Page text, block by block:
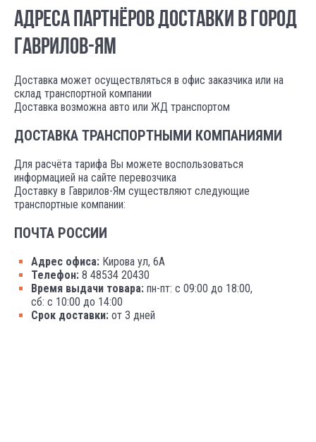
АДРЕСА ПАРТНЁРОВ ДОСТАВКИ В ГОРОД
ГАВРИЛОВ-ЯМ
Доставка может осуществляться в офис заказчика или на
склад транспортной компании
Доставка возможна авто или ЖД транспортом
ДОСТАВКА ТРАНСПОРТНЫМИ КОМПАНИЯМИ
Для расчёта тарифа Вы можете воспользоваться
информацией на сайте перевозчика
Доставку в Гаврилов-Ям существляют следующие
транспортные компании:
ПОЧТА РОССИИ
Адрес офиса: Кирова ул, 6А
Телефон: 8 48534 20430
Время выдачи товара: пн-пт: с 09:00 до 18:00,
сб: с 10:00 до 14:00
Срок доставки: от 3 дней